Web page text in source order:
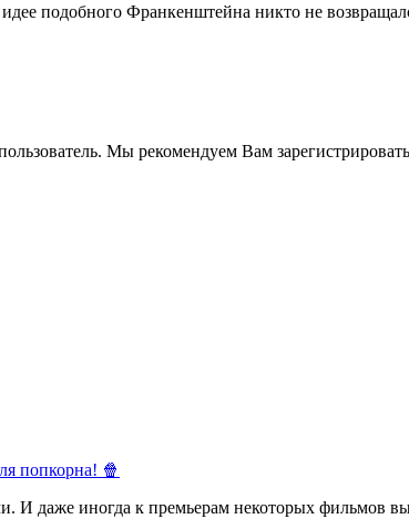
подобного Франкенштейна никто не
Мы рекомендуем Вам
попкорна! 🍿
И даже иногда к премьерам некоторых фильмов